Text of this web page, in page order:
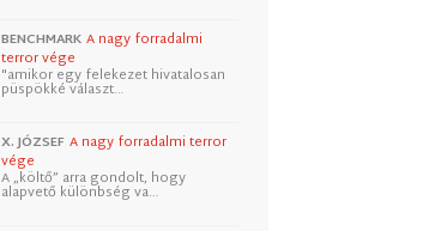
BENCHMARK A nagy forradalmi
terror vége
"amikor egy felekezet hivatalosan
püspökké választ…
X. JÓZSEF A nagy forradalmi terror
vége
A „költő” arra gondolt, hogy
alapvető különbség va…